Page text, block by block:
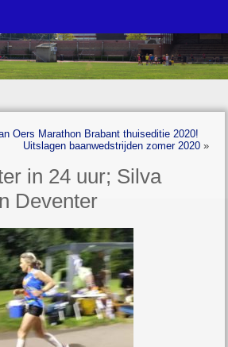
Oers Marathon Brabant thuiseditie 2020!
Uitslagen baanwedstrijden zomer 2020»
in 24 uur; Silva
Deventer